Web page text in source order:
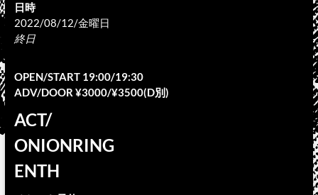
日時
2022/08/12/金曜日
終日
OPEN/START 19:00/19:30
ADV/DOOR ¥3000/¥3500(D別)
ACT/
ONIONRING
ENTH